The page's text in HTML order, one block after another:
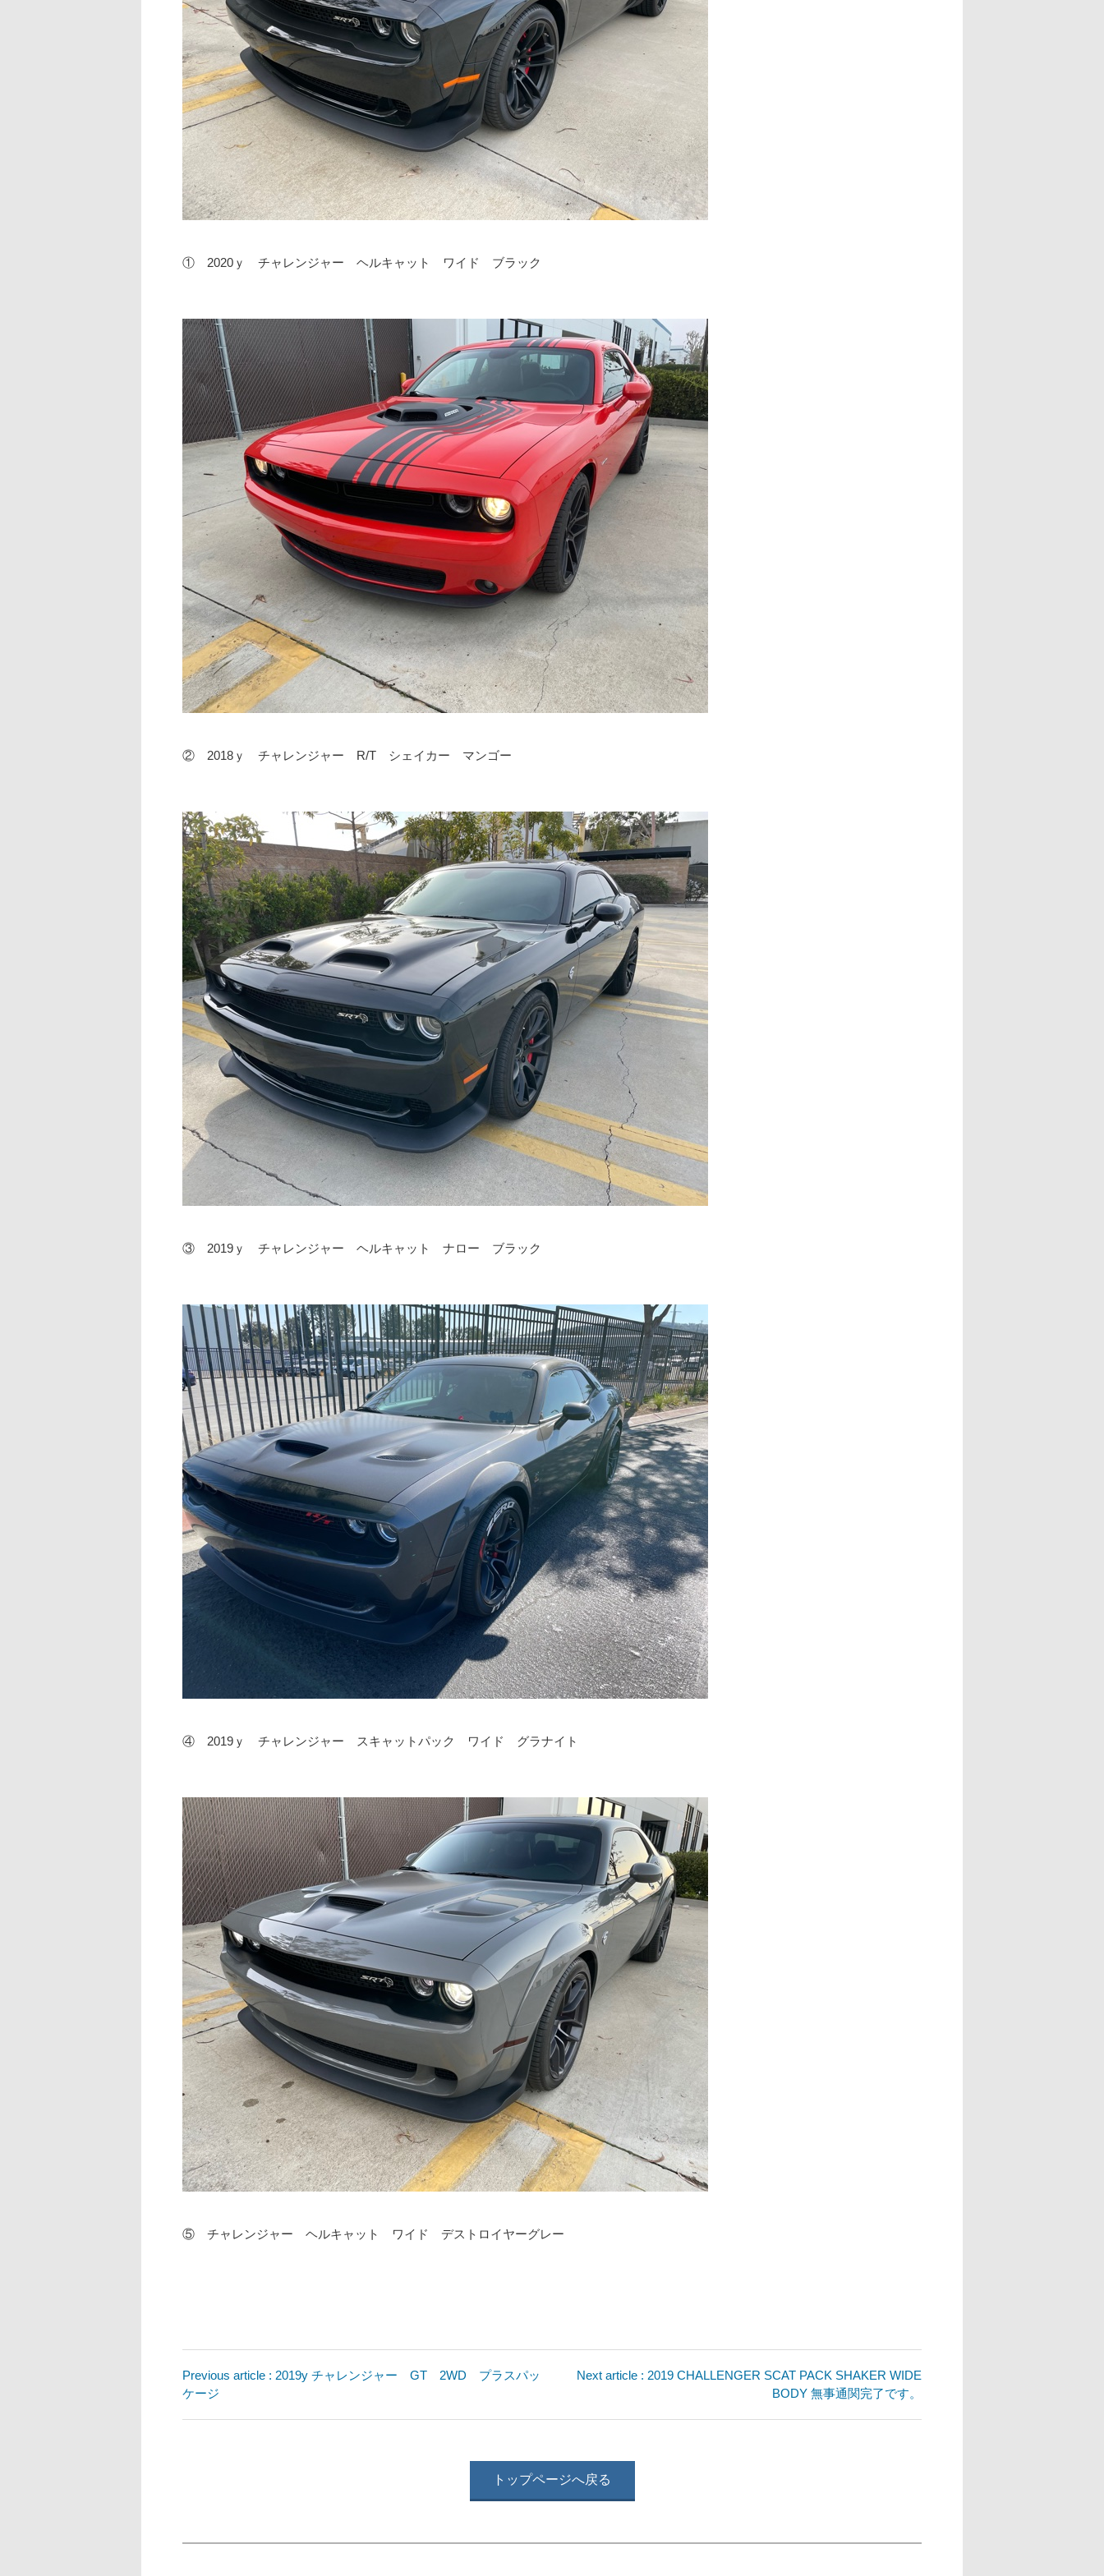
① 2020ｙ チャレンジャー ヘルキャット ワイド ブラック
② 2018ｙ チャレンジャー R/T シェイカー マンゴー
③ 2019ｙ チャレンジャー ヘルキャット ナロー ブラック
④ 2019ｙ チャレンジャー スキャットパック ワイド グラナイト
⑤ チャレンジャー ヘルキャット ワイド デストロイヤーグレー
Previous article : 2019y チャレンジャー GT 2WD プラスパッ
ケージ
Next article : 2019 CHALLENGER SCAT PACK SHAKER WIDE
BODY 無事通関完了です。
トップページへ戻る